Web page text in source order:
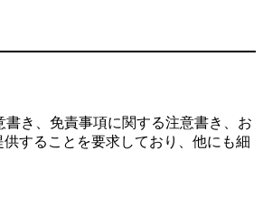
き、免責事項に関する注意書き、お
することを要求しており、他にも細